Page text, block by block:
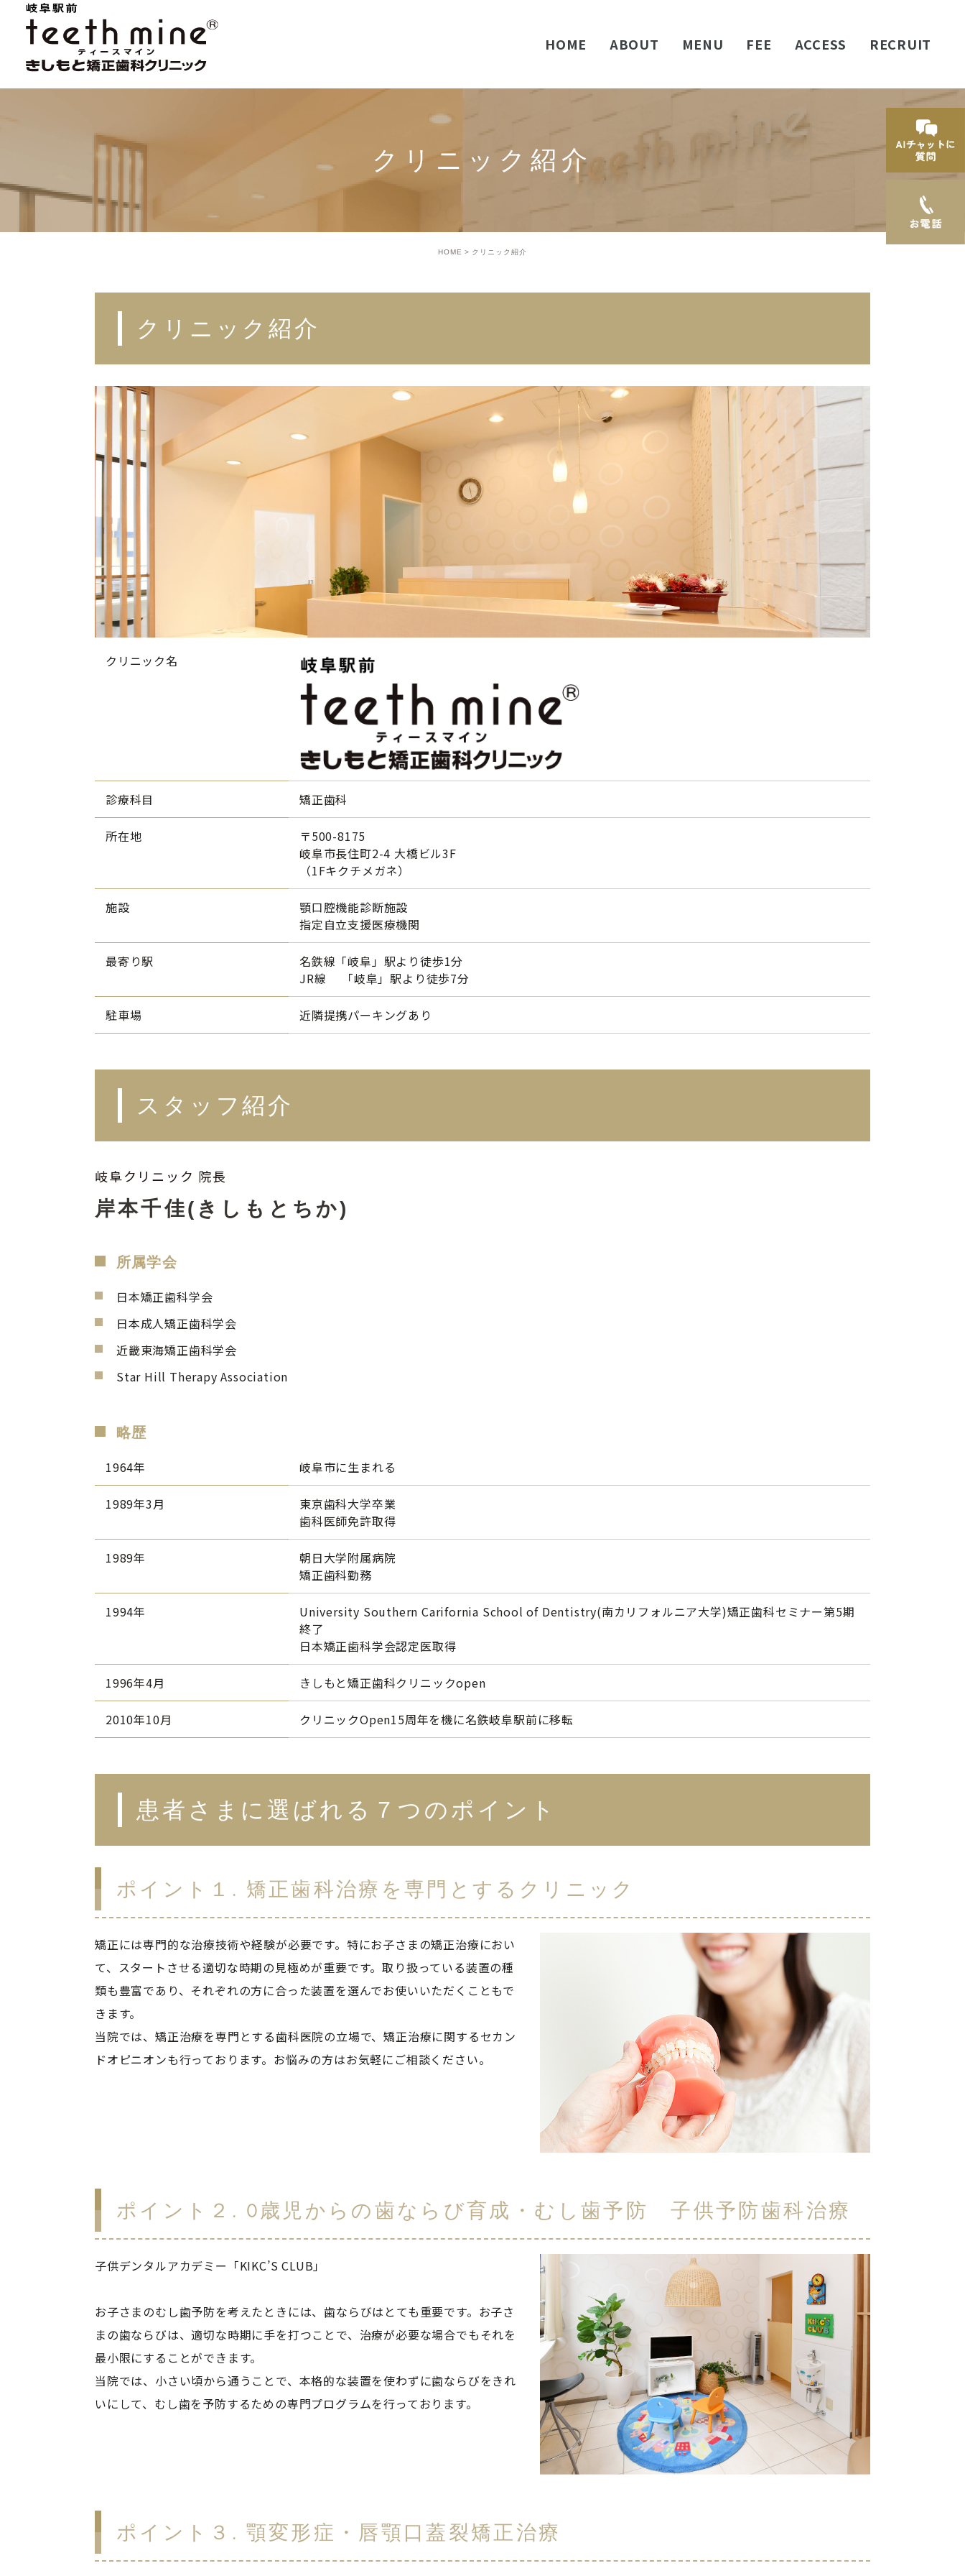
HOME ABOUT MENU
歯ならび矯正
こども予防歯科
FEE ACCESS RECRUIT
クリニック紹介
HOME クリニック紹介
クリニック紹介
クリニック名
診療科目 矯正歯科
所在地
〒500-8175
岐阜市長住町2-4 大橋ビル3F
（1Fキクチメガネ）
施設
顎口腔機能診断施設
指定自立支援医療機関
最寄り駅
名鉄線「岐阜」駅より徒歩1分
JR線 「岐阜」駅より徒歩7分
駐車場 近隣提携パーキングあり
スタッフ紹介
岐阜クリニック 院長
岸本千佳(きしもとちか)
所属学会
日本矯正歯科学会
日本成人矯正歯科学会
近畿東海矯正歯科学会
Star Hill Therapy Association
略歴
1964年 岐阜市に生まれる
1989年3月
東京歯科大学卒業
歯科医師免許取得
1989年
朝日大学附属病院
矯正歯科勤務
1994年
University Southern Carifornia School of Dentistry(南カリフォルニア大学)矯正歯科セミナー第5期
終了
日本矯正歯科学会認定医取得
1996年4月 きしもと矯正歯科クリニックopen
2010年10月 クリニックOpen15周年を機に名鉄岐阜駅前に移転
患者さまに選ばれる７つのポイント
ポイント１. 矯正歯科治療を専門とするクリニック
矯正には専門的な治療技術や経験が必要です。特にお子さまの矯正治療におい
て、スタートさせる適切な時期の見極めが重要です。取り扱っている装置の種
類も豊富であり、それぞれの方に合った装置を選んでお使いいただくこともで
きます。
当院では、矯正治療を専門とする歯科医院の立場で、矯正治療に関するセカン
ドオピニオンも行っております。お悩みの方はお気軽にご相談ください。
ポイント２. 0歳児からの歯ならび育成・むし歯予防 子供予防歯科治療
子供デンタルアカデミー「KIKC’S CLUB」
お子さまのむし歯予防を考えたときには、歯ならびはとても重要です。お子さ
まの歯ならびは、適切な時期に手を打つことで、治療が必要な場合でもそれを
最小限にすることができます。
当院では、小さい頃から通うことで、本格的な装置を使わずに歯ならびをきれ
いにして、むし歯を予防するための専門プログラムを行っております。
ポイント３. 顎変形症・唇顎口蓋裂矯正治療